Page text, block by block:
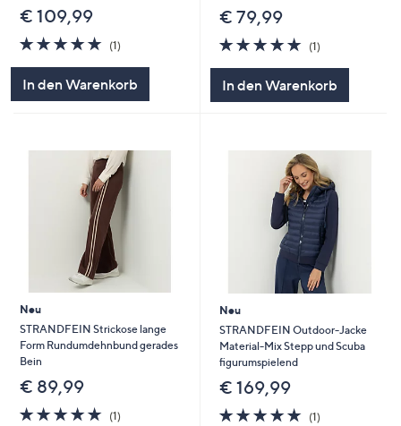
€ 109,99
5.0
von
(1)1
In den Warenkorb
€ 79,99
5.0
von
(1)1
In den Warenkorb
Neu
STRANDFEIN Strickose lange
Form Rundumdehnbund gerades
Bein
€ 89,99
5.0
(1)1
Neu
STRANDFEIN Outdoor-Jacke
Material-Mix Stepp und Scuba
figurumspielend
€ 169,99
5.0
(1)1